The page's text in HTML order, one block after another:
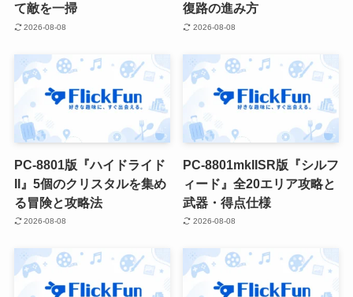
て敵を一掃
2026-08-08
復路の進み方
2026-08-08
PC-8801版『ハイドライド
II』5個のクリスタルを集め
る冒険と攻略法
2026-08-08
PC-8801mkIISR版『シルフ
ィード』全20エリア攻略と
武器・得点仕様
2026-08-08